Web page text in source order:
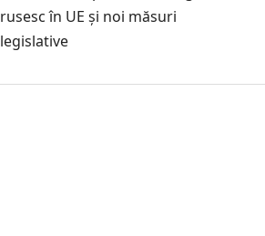
rusesc în UE și noi măsuri
legislative